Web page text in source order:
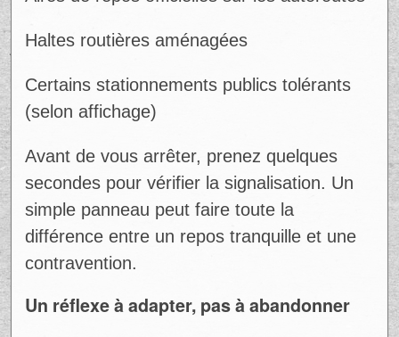
Haltes routières aménagées
Certains stationnements publics tolérants
(selon affichage)
Avant de vous arrêter, prenez quelques
secondes pour vérifier la signalisation. Un
simple panneau peut faire toute la
différence entre un repos tranquille et une
contravention.
Un réflexe à adapter, pas à abandonner